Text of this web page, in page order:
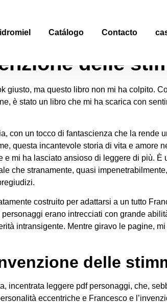
Catálogo Contacto
delle
delle
giusto, ma questo libro non mi ha colpito.
è stato un libro che mi ha scarica con
con un tocco di fantascienza che la rende
questa incantevole storia di vita e amore
mi ha lasciato ansioso di leggere di più.
che stranamente, quasi
costruito per adattarsi a un tutto
erano intrecciati con grande
intransigente. Mentre giravo le pagine,
delle
incentrata leggere pdf personaggi, che,
eccentriche e Francesco e